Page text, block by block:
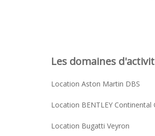
Les domaines
Location Aston Martin DBS
Location BENTLEY Continental
Location Bugatti Veyron